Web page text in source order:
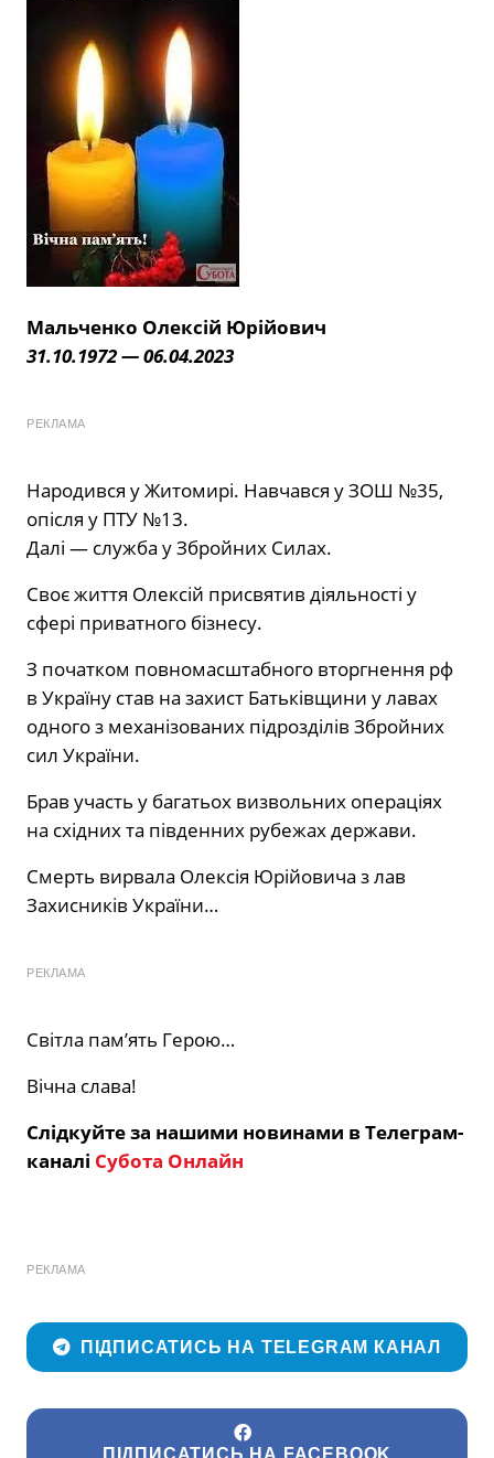
Мальченко Олексій Юрійович
31.10.1972 — 06.04.2023
РЕКЛАМА
Народився у Житомирі. Навчався у ЗОШ №35,
опісля у ПТУ №13.
Далі — служба у Збройних Силах.
Своє життя Олексій присвятив діяльності у
сфері приватного бізнесу.
З початком повномасштабного вторгнення рф
в Україну став на захист Батьківщини у лавах
одного з механізованих підрозділів Збройних
сил України.
Брав участь у багатьох визвольних операціях
на східних та південних рубежах держави.
Смерть вирвала Олексія Юрійовича з лав
Захисників України…
РЕКЛАМА
Світла пам’ять Герою…
Вічна слава!
Слідкуйте за нашими новинами в Телеграм-
каналі Субота Онлайн
РЕКЛАМА
ПІДПИСАТИСЬ НА TELEGRAM КАНАЛ